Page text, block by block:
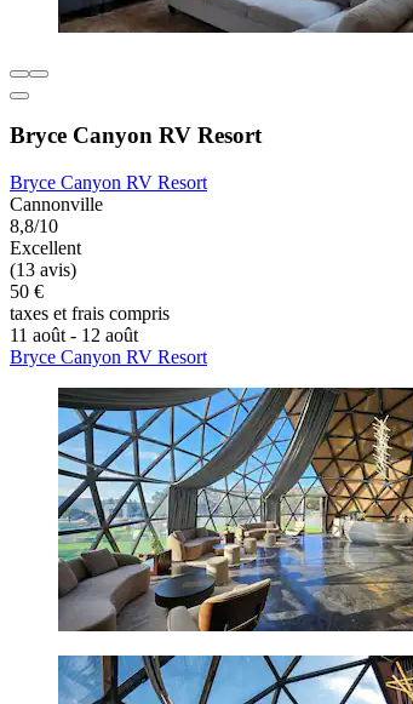
Bryce Canyon RV Resort
Bryce Canyon RV Resort
Cannonville
8,8/10
Excellent
(13 avis)
50 €
taxes et frais compris
11 août - 12 août
Bryce Canyon RV Resort